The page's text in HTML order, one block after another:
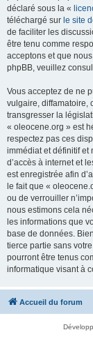
déclaré sous la «
téléchargé sur le site
de faciliter les
être tenu comme
acceptons et que
phpBB, veuillez
Vous acceptez de ne
vulgaire, diffamatoire,
transgresser la
« oleocene.org » est
respectez pas ces
immédiat et définitif et
d’accès à internet et
est enregistrée afin
le fait que «
ou de verrouiller
nous estimons cela
les informations que
base de données.
tierce partie sans
pourront être tenus
informatique visant à
Accueil du forum